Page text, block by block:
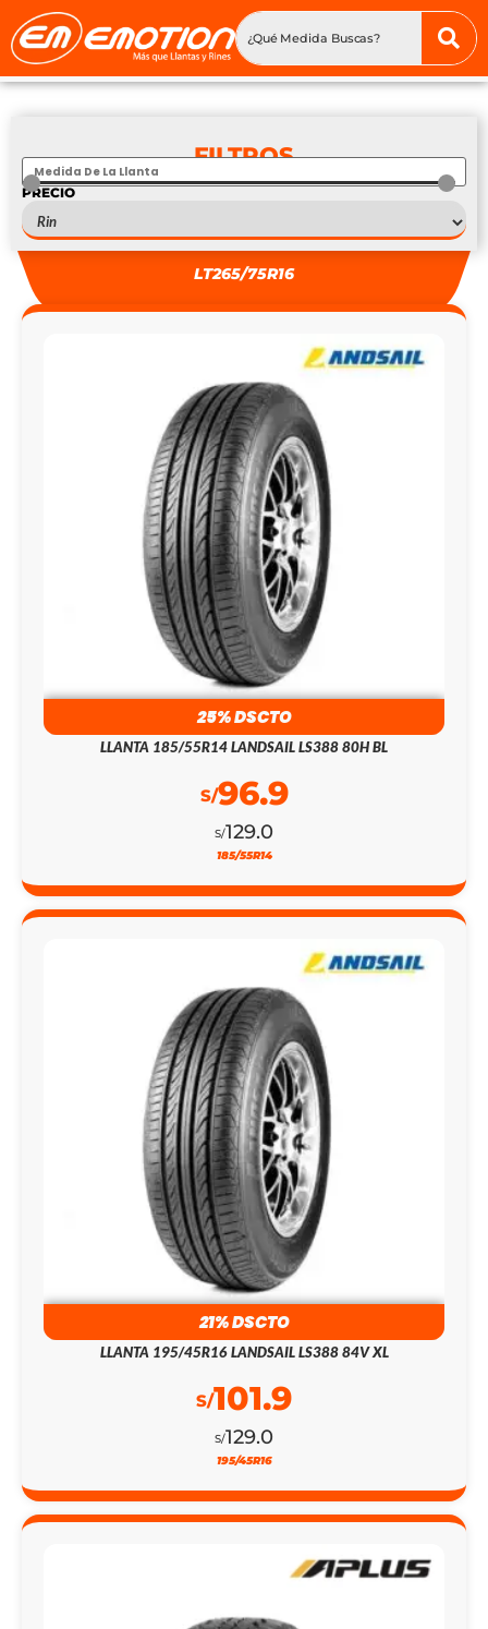
FILTROS
PRECIO
LT265/75R16
25% DSCTO
LLANTA 185/55R14 LANDSAIL LS388 80H BL
S/129.0
S/96.9
185/55R14
21% DSCTO
LLANTA 195/45R16 LANDSAIL LS388 84V XL
S/129.0
S/101.9
195/45R16